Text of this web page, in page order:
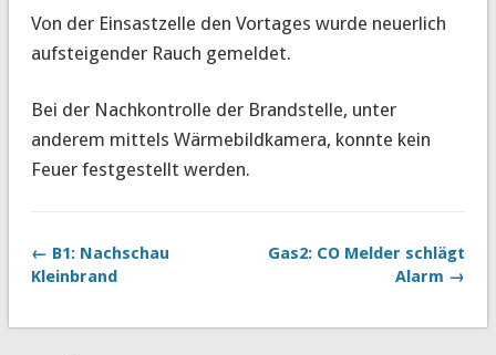
Von der Einsastzelle den Vortages wurde neuerlich
aufsteigender Rauch gemeldet.
Bei der Nachkontrolle der Brandstelle, unter
anderem mittels Wärmebildkamera, konnte kein
Feuer festgestellt werden.
← B1: Nachschau
Kleinbrand
Gas2: CO Melder schlägt
Alarm →